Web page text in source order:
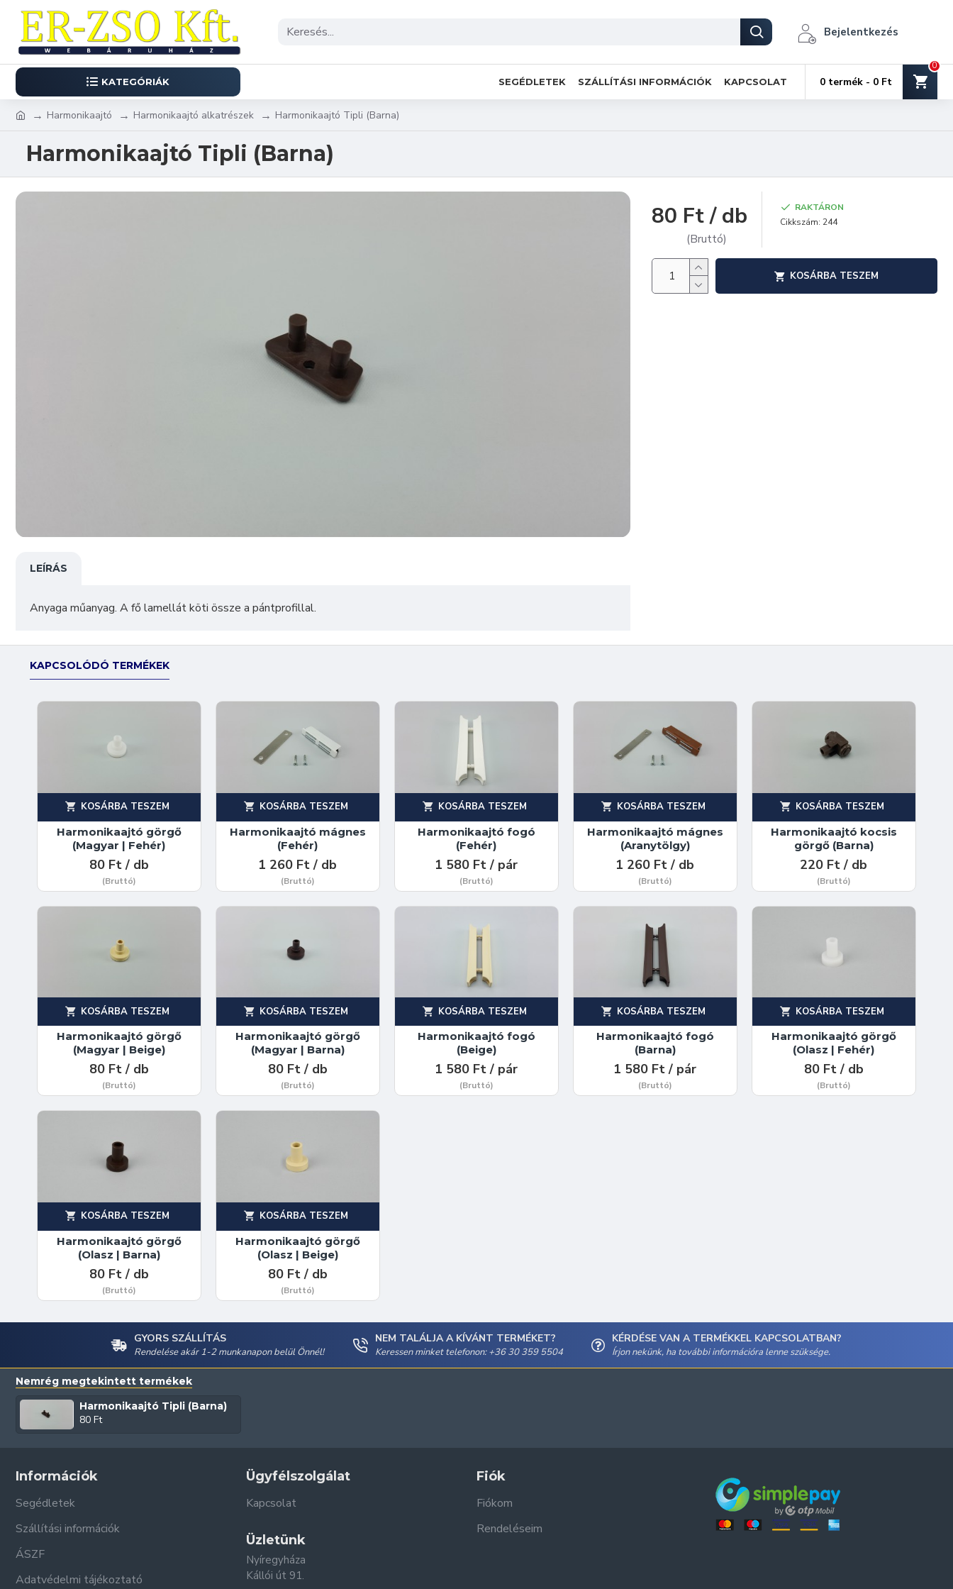
Bejelentkezés
KATEGÓRIÁK SEGÉDLETEK SZÁLLÍTÁSI INFORMÁCIÓK KAPCSOLAT 0 termék - 0 Ft
0
Harmonikaajtó Harmonikaajtó alkatrészek Harmonikaajtó Tipli (Barna)
Harmonikaajtó Tipli (Barna)
LEÍRÁS
Anyaga műanyag. A fő lamellát köti össze a pántprofillal.
80 Ft / db
(Bruttó)
RAKTÁRON
Cikkszám: 244
KOSÁRBA TESZEM
KAPCSOLÓDÓ TERMÉKEK
Harmonikaajtó görgő
(Magyar | Fehér)
80 Ft / db
(Bruttó)
KOSÁRBA TESZEM
Harmonikaajtó mágnes
(Fehér)
1 260 Ft / db
(Bruttó)
KOSÁRBA TESZEM
Harmonikaajtó fogó
(Fehér)
1 580 Ft / pár
(Bruttó)
KOSÁRBA TESZEM
Harmonikaajtó mágnes
(Aranytölgy)
1 260 Ft / db
(Bruttó)
KOSÁRBA TESZEM
Harmonikaajtó kocsis
görgő (Barna)
220 Ft / db
(Bruttó)
KOSÁRBA TESZEM
Harmonikaajtó görgő
(Magyar | Beige)
80 Ft / db
(Bruttó)
KOSÁRBA TESZEM
Harmonikaajtó görgő
(Magyar | Barna)
80 Ft / db
(Bruttó)
KOSÁRBA TESZEM
Harmonikaajtó fogó
(Beige)
1 580 Ft / pár
(Bruttó)
KOSÁRBA TESZEM
Harmonikaajtó fogó
(Barna)
1 580 Ft / pár
(Bruttó)
KOSÁRBA TESZEM
Harmonikaajtó görgő
(Olasz | Fehér)
80 Ft / db
(Bruttó)
KOSÁRBA TESZEM
Harmonikaajtó görgő
(Olasz | Barna)
80 Ft / db
(Bruttó)
KOSÁRBA TESZEM
Harmonikaajtó görgő
(Olasz | Beige)
80 Ft / db
(Bruttó)
KOSÁRBA TESZEM
GYORS SZÁLLÍTÁS
Rendelése akár 1-2 munkanapon belül Önnél!
NEM TALÁLJA A KÍVÁNT TERMÉKET?
Keressen minket telefonon: +36 30 359 5504
KÉRDÉSE VAN A TERMÉKKEL KAPCSOLATBAN?
Írjon nekünk, ha további információra lenne szüksége.
Nemrég megtekintett termékek
Harmonikaajtó Tipli (Barna)
80 Ft
Információk
Segédletek
Szállítási információk
ÁSZF
Adatvédelmi tájékoztató
Ügyfélszolgálat
Kapcsolat
Üzletünk
Nyíregyháza
Kállói út 91.
Fiók
Fiókom
Rendeléseim